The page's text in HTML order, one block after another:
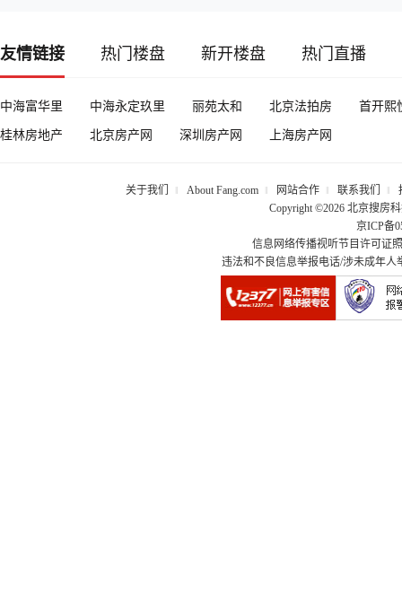
友情链接 热门楼盘 新开楼盘 热门直播
中海富华里 中海永定玖里 丽苑太和 北京法拍房
首开熙
桂林房地产
北京房产网 深圳房产网 上海房产网
关于我们 ‖ About Fang.com ‖ 网站合作 ‖ 联系我们 ‖
Copyright ©2026 北京搜房
京ICP备
信息网络传播视听节目许可证
违法和不良信息举报电话/涉未成年